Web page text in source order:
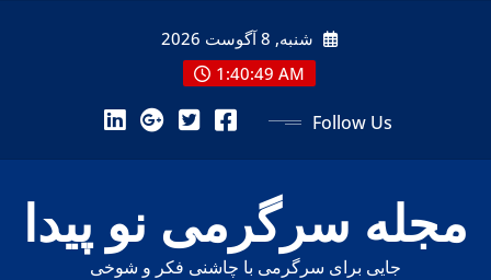
شنبه, 8 آگوست 2026
1:40:51 AM
Follow Us
مجله سرگرمی نو پیدا
جایی برای سرگرمی با چاشنی فکر و شوخی